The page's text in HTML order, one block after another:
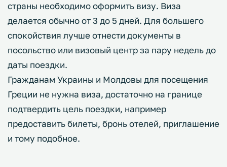
страны необходимо оформить визу. Виза
делается обычно от 3 до 5 дней. Для большего
спокойствия лучше отнести документы в
посольство или визовый центр за пару недель до
даты поездки.
Гражданам Украины и Молдовы для посещения
Греции не нужна виза, достаточно на границе
подтвердить цель поездки, например
предоставить билеты, бронь отелей, приглашение
и тому подобное.